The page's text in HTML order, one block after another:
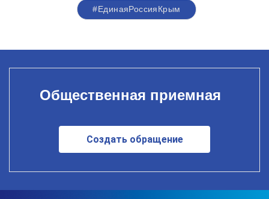
#ЕдинаяРоссияКрым
Общественная приемная
Создать обращение